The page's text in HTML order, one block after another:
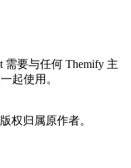
需要与任何 Themify 主
起使用。
权归属原作者。